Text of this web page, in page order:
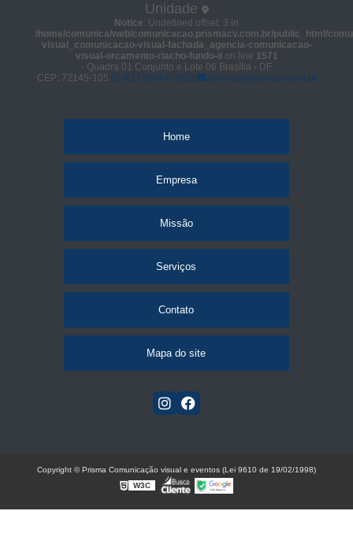
Unidade
Notice: Undefined offset: 3 in
/home/comunica/web/comunicacao.prismacv.com.br/public_html/
visual_comunicacao-visual-fachada_agencia-comunicacao-
visual-orcamento-riacho-fundo-ii on line 1571
- Quadra 01 Conjunto e Lote 06 Brasília - DF
CEP: 72145-105
(61) 98664-2818 prisma@prismacv.com.br
Home
Empresa
Missão
Serviços
Contato
Mapa do site
Copyright © Prisma Comunicação visual e eventos (Lei 9610 de 19/02/1998)
W3C